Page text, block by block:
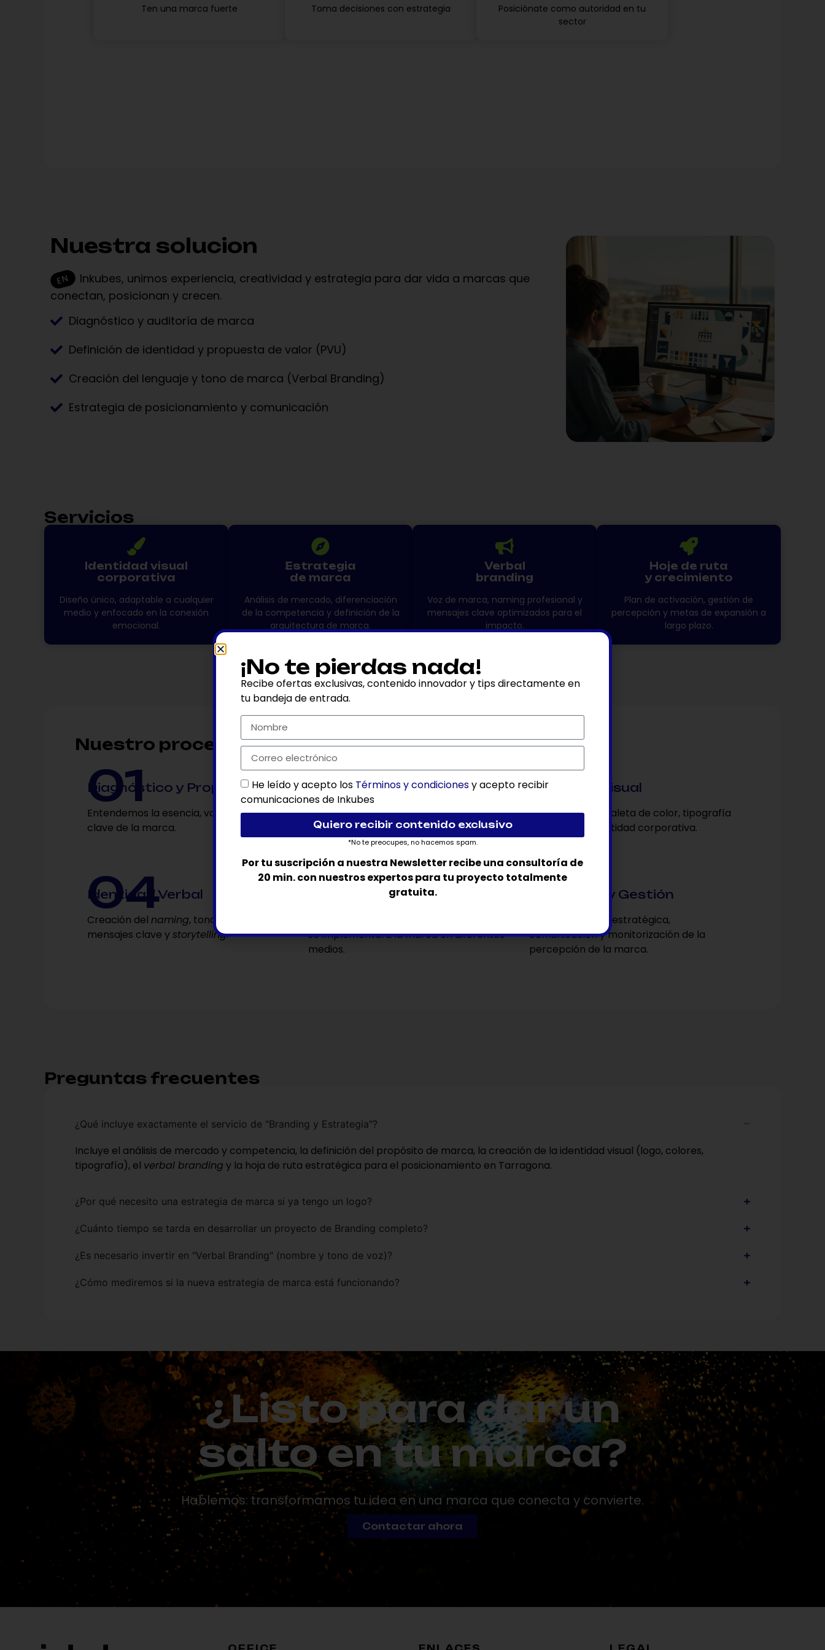
Ten una marca fuerte Toma decisiones con estrategia
Posiciónate como autoridad en tu
sector
Nuestra solucion
Inkubes, unimos experiencia, creatividad y estrategia para dar vida a marcas que
conectan, posicionan y crecen.
Diagnóstico y auditoría de marca
Definición de identidad y propuesta de valor (PVU)
Creación del lenguaje y tono de marca (Verbal Branding)
Estrategia de posicionamiento y comunicación
Servicios
Identidad visual
corporativa
Diseño único, adaptable a cualquier
medio y enfocado en la conexión
emocional.
Estrategia
de marca
Análisis de mercado, diferenciación
de la competencia y definición de la
arquitectura de marca.
Verbal
branding
Voz de marca, naming profesional y
mensajes clave optimizados para el
impacto.
Hoje de ruta
y crecimiento
Plan de activación, gestión de
percepción y metas de expansión a
largo plazo.
Nuestro proceso
Diagnóstico y Propósito
1
Entendemos la esencia, valores y objetivos
clave de la marca.
Arquitectura & Estrategia
2
Definición de posicionamiento, público
objetivo y estructura de la marca.
Identidad Visual
3
Diseño de logo, paleta de color, tipografía
y manual de identidad corporativa.
Identidad Verbal
4
Creación del naming, tono de voz,
mensajes clave y storytelling.
Marca y aplicaciones
5
se implementará la marca en diferentes
medios.
Activación y Gestión
Implementación estratégica,
comunicación y monitorización de la
percepción de la marca.
Preguntas frecuentes
¿Qué incluye exactamente el servicio de "Branding y Estrategia"?
Incluye el análisis de mercado y competencia, la definición del propósito de marca, la creación de la identidad visual (logo, colores,
tipografía), el verbal branding y la hoja de ruta estratégica para el posicionamiento en Tarragona.
¿Por qué necesito una estrategia de marca si ya tengo un logo?
¿Cuánto tiempo se tarda en desarrollar un proyecto de Branding completo?
¿Es necesario invertir en "Verbal Branding" (nombre y tono de voz)?
¿Cómo mediremos si la nueva estrategia de marca está funcionando?
¿Listo para dar un
salto en tu marca?
Hablemos: transformamos tu idea en una marca que conecta y convierte.
Contactar ahora
¡No te pierdas nada!
Recibe ofertas exclusivas, contenido innovador y tips directamente en
tu bandeja de entrada.
He leído y acepto los Términos y condicionesy acepto recibir
comunicaciones de Inkubes
Quiero recibir contenido exclusivo
*No te preocupes, no hacemos spam.
Por tu suscripción a nuestra Newsletter recibe una consultoría de
20 min. con nuestros expertos para tu proyecto totalmente
gratuita.